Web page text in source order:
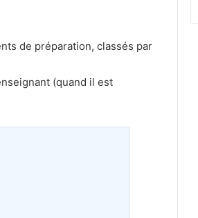
de préparation, classés par
(quand il est